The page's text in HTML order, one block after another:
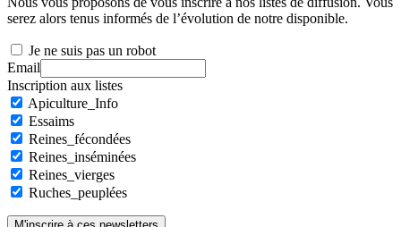
serez alors tenus informés de l’évolution de notre disponible.
Je ne suis pas un robot
Email
Inscription aux listes
Apiculture_Info
Essaims
Reines_fécondées
Reines_inséminées
Reines_vierges
Ruches_peuplées